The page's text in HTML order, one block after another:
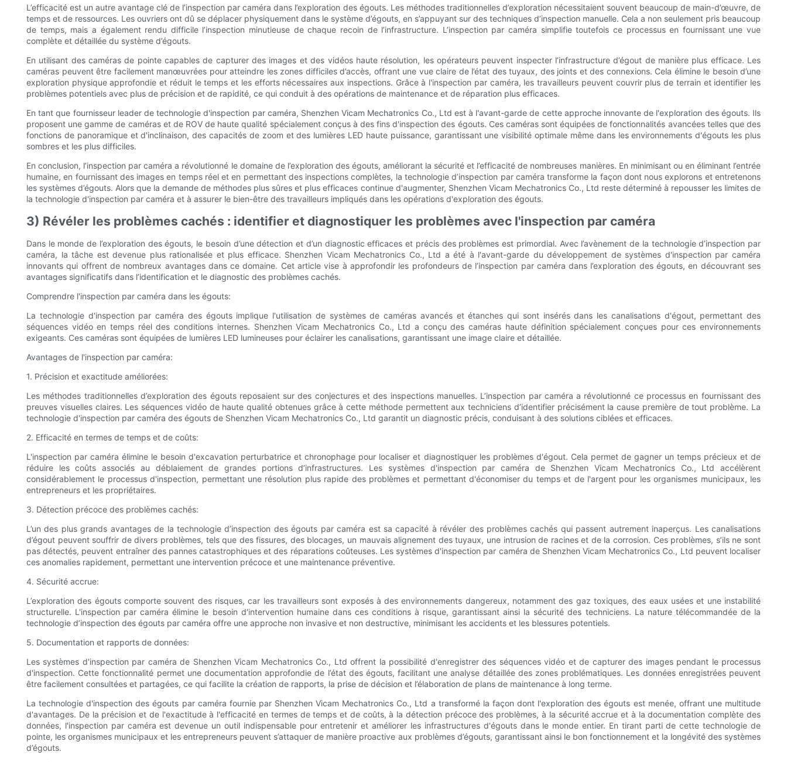
L’efficacité est un autre avantage clé de l’inspection par caméra dans l’exploration des égouts. Les méthodes traditionnelles d’exploration nécessitaient souvent beaucoup de main-d’œuvre, de
temps et de ressources. Les ouvriers ont dû se déplacer physiquement dans le système d’égouts, en s’appuyant sur des techniques d’inspection manuelle. Cela a non seulement pris beaucoup
de temps, mais a également rendu difficile l’inspection minutieuse de chaque recoin de l’infrastructure. L’inspection par caméra simplifie toutefois ce processus en fournissant une vue
complète et détaillée du système d’égouts.
En utilisant des caméras de pointe capables de capturer des images et des vidéos haute résolution, les opérateurs peuvent inspecter l’infrastructure d’égout de manière plus efficace. Les
caméras peuvent être facilement manœuvrées pour atteindre les zones difficiles d’accès, offrant une vue claire de l’état des tuyaux, des joints et des connexions. Cela élimine le besoin d’une
exploration physique approfondie et réduit le temps et les efforts nécessaires aux inspections. Grâce à l'inspection par caméra, les travailleurs peuvent couvrir plus de terrain et identifier les
problèmes potentiels avec plus de précision et de rapidité, ce qui conduit à des opérations de maintenance et de réparation plus efficaces.
En tant que fournisseur leader de technologie d'inspection par caméra, Shenzhen Vicam Mechatronics Co., Ltd est à l'avant-garde de cette approche innovante de l'exploration des égouts. Ils
proposent une gamme de caméras et de ROV de haute qualité spécialement conçus à des fins d'inspection des égouts. Ces caméras sont équipées de fonctionnalités avancées telles que des
fonctions de panoramique et d'inclinaison, des capacités de zoom et des lumières LED haute puissance, garantissant une visibilité optimale même dans les environnements d'égouts les plus
sombres et les plus difficiles.
En conclusion, l’inspection par caméra a révolutionné le domaine de l’exploration des égouts, améliorant la sécurité et l’efficacité de nombreuses manières. En minimisant ou en éliminant l’entrée
humaine, en fournissant des images en temps réel et en permettant des inspections complètes, la technologie d’inspection par caméra transforme la façon dont nous explorons et entretenons
les systèmes d’égouts. Alors que la demande de méthodes plus sûres et plus efficaces continue d'augmenter, Shenzhen Vicam Mechatronics Co., Ltd reste déterminé à repousser les limites de
la technologie d'inspection par caméra et à assurer le bien-être des travailleurs impliqués dans les opérations d'exploration des égouts.
3) Révéler les problèmes cachés : identifier et diagnostiquer les problèmes avec l'inspection par caméra
Dans le monde de l’exploration des égouts, le besoin d’une détection et d’un diagnostic efficaces et précis des problèmes est primordial. Avec l’avènement de la technologie d’inspection par
caméra, la tâche est devenue plus rationalisée et plus efficace. Shenzhen Vicam Mechatronics Co., Ltd a été à l'avant-garde du développement de systèmes d'inspection par caméra
innovants qui offrent de nombreux avantages dans ce domaine. Cet article vise à approfondir les profondeurs de l’inspection par caméra dans l’exploration des égouts, en découvrant ses
avantages significatifs dans l’identification et le diagnostic des problèmes cachés.
Comprendre l'inspection par caméra dans les égouts:
La technologie d'inspection par caméra des égouts implique l'utilisation de systèmes de caméras avancés et étanches qui sont insérés dans les canalisations d'égout, permettant des
séquences vidéo en temps réel des conditions internes. Shenzhen Vicam Mechatronics Co., Ltd a conçu des caméras haute définition spécialement conçues pour ces environnements
exigeants. Ces caméras sont équipées de lumières LED lumineuses pour éclairer les canalisations, garantissant une image claire et détaillée.
Avantages de l'inspection par caméra:
1. Précision et exactitude améliorées:
Les méthodes traditionnelles d’exploration des égouts reposaient sur des conjectures et des inspections manuelles. L’inspection par caméra a révolutionné ce processus en fournissant des
preuves visuelles claires. Les séquences vidéo de haute qualité obtenues grâce à cette méthode permettent aux techniciens d’identifier précisément la cause première de tout problème. La
technologie d'inspection par caméra des égouts de Shenzhen Vicam Mechatronics Co., Ltd garantit un diagnostic précis, conduisant à des solutions ciblées et efficaces.
2. Efficacité en termes de temps et de coûts:
L'inspection par caméra élimine le besoin d'excavation perturbatrice et chronophage pour localiser et diagnostiquer les problèmes d'égout. Cela permet de gagner un temps précieux et de
réduire les coûts associés au déblaiement de grandes portions d’infrastructures. Les systèmes d'inspection par caméra de Shenzhen Vicam Mechatronics Co., Ltd accélèrent
considérablement le processus d'inspection, permettant une résolution plus rapide des problèmes et permettant d'économiser du temps et de l'argent pour les organismes municipaux, les
entrepreneurs et les propriétaires.
3. Détection précoce des problèmes cachés:
L’un des plus grands avantages de la technologie d’inspection des égouts par caméra est sa capacité à révéler des problèmes cachés qui passent autrement inaperçus. Les canalisations
d’égout peuvent souffrir de divers problèmes, tels que des fissures, des blocages, un mauvais alignement des tuyaux, une intrusion de racines et de la corrosion. Ces problèmes, s’ils ne sont
pas détectés, peuvent entraîner des pannes catastrophiques et des réparations coûteuses. Les systèmes d'inspection par caméra de Shenzhen Vicam Mechatronics Co., Ltd peuvent localiser
ces anomalies rapidement, permettant une intervention précoce et une maintenance préventive.
4. Sécurité accrue:
L’exploration des égouts comporte souvent des risques, car les travailleurs sont exposés à des environnements dangereux, notamment des gaz toxiques, des eaux usées et une instabilité
structurelle. L'inspection par caméra élimine le besoin d'intervention humaine dans ces conditions à risque, garantissant ainsi la sécurité des techniciens. La nature télécommandée de la
technologie d’inspection des égouts par caméra offre une approche non invasive et non destructive, minimisant les accidents et les blessures potentiels.
5. Documentation et rapports de données:
Les systèmes d'inspection par caméra de Shenzhen Vicam Mechatronics Co., Ltd offrent la possibilité d'enregistrer des séquences vidéo et de capturer des images pendant le processus
d'inspection. Cette fonctionnalité permet une documentation approfondie de l’état des égouts, facilitant une analyse détaillée des zones problématiques. Les données enregistrées peuvent
être facilement consultées et partagées, ce qui facilite la création de rapports, la prise de décision et l’élaboration de plans de maintenance à long terme.
La technologie d'inspection des égouts par caméra fournie par Shenzhen Vicam Mechatronics Co., Ltd a transformé la façon dont l'exploration des égouts est menée, offrant une multitude
d'avantages. De la précision et de l'exactitude à l'efficacité en termes de temps et de coûts, à la détection précoce des problèmes, à la sécurité accrue et à la documentation complète des
données, l'inspection par caméra est devenue un outil indispensable pour entretenir et améliorer les infrastructures d'égouts dans le monde entier. En tirant parti de cette technologie de
pointe, les organismes municipaux et les entrepreneurs peuvent s’attaquer de manière proactive aux problèmes d’égouts, garantissant ainsi le bon fonctionnement et la longévité des systèmes
d’égouts.